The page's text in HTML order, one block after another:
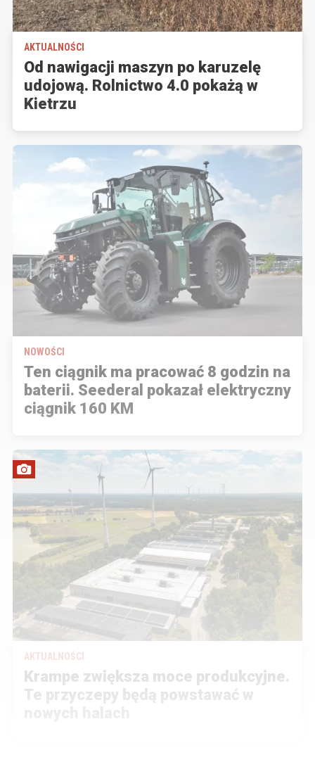
AKTUALNOŚCI
Od nawigacji maszyn po karuzelę
udojową. Rolnictwo 4.0 pokażą w
Kietrzu
NOWOŚCI
Ten ciągnik ma pracować 8 godzin na
baterii. Seederal pokazał elektryczny
ciągnik 160 KM
AKTUALNOŚCI
Krampe zwiększa moce produkcyjne.
Te przyczepy będą powstawać w